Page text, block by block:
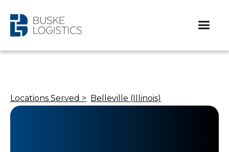
Locations Served > Belleville (Illinois)